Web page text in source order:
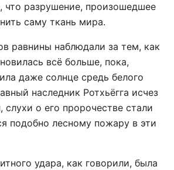
что разрушение, произошедшее
саму ткань мира.
равнины наблюдали за тем, как
всё больше, пока,
даже солнце средь белого
наследник Ротхьёгга исчез
слухи о его пророчестве стали
подобно лесному пожару в эти
удара, как говорили, была